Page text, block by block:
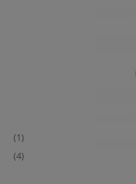
(1)
(4)